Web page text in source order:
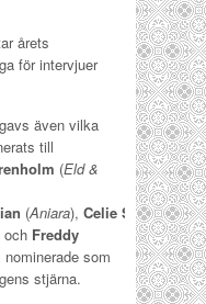
årets
för intervjuer
även vilka
till
(Eld &
(Aniara), Celie Sparre(
och Freddy
som
stjärna.